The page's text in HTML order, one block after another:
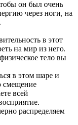
он был очень
через ноги, на
в этот
на мир из него.
тело вы
в этом шаре и
смещение
всей
распределяем